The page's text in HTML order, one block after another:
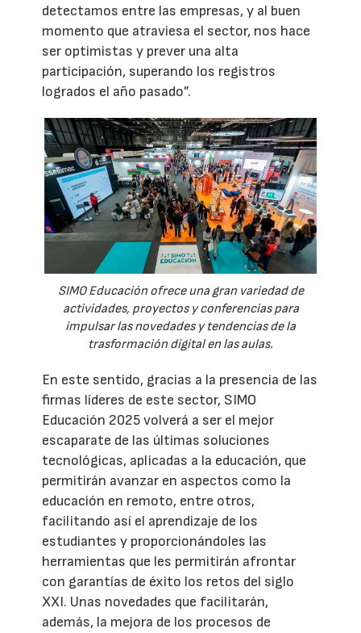
detectamos entre las empresas, y al buen
momento que atraviesa el sector, nos hace
ser optimistas y prever una alta
participación, superando los registros
logrados el año pasado”.
SIMO Educación ofrece una gran variedad de
actividades, proyectos y conferencias para
impulsar las novedades y tendencias de la
trasformación digital en las aulas.
En este sentido, gracias a la presencia de las
firmas líderes de este sector, SIMO
Educación 2025 volverá a ser el mejor
escaparate de las últimas soluciones
tecnológicas, aplicadas a la educación, que
permitirán avanzar en aspectos como la
educación en remoto, entre otros,
facilitando así el aprendizaje de los
estudiantes y proporcionándoles las
herramientas que les permitirán afrontar
con garantías de éxito los retos del siglo
XXI. Unas novedades que facilitarán,
además, la mejora de los procesos de